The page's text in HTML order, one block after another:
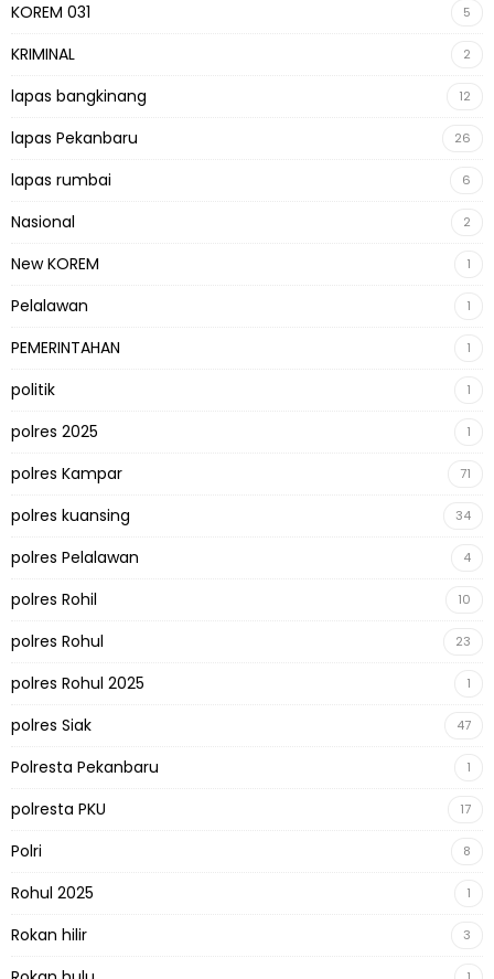
KOREM 031 5
KRIMINAL 2
lapas bangkinang 12
lapas Pekanbaru 26
lapas rumbai 6
Nasional 2
New KOREM 1
Pelalawan 1
PEMERINTAHAN 1
politik 1
polres 2025 1
polres Kampar 71
polres kuansing 34
polres Pelalawan 4
polres Rohil 10
polres Rohul 23
polres Rohul 2025 1
polres Siak 47
Polresta Pekanbaru 1
polresta PKU 17
Polri 8
Rohul 2025 1
Rokan hilir 3